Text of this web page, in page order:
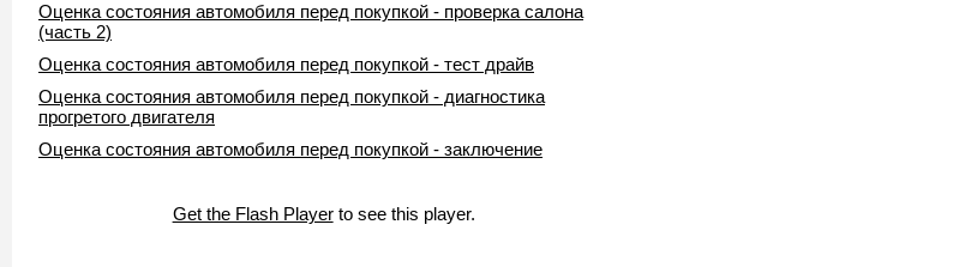
Оценка состояния автомобиля перед покупкой - проверка салона
(часть 2)
Оценка состояния автомобиля перед покупкой - тест драйв
Оценка состояния автомобиля перед покупкой - диагностика
прогретого двигателя
Оценка состояния автомобиля перед покупкой - заключение
Get the Flash Playerto see this player.